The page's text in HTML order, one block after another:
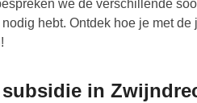
we de verschillende
hebt. Ontdek hoe je met
in